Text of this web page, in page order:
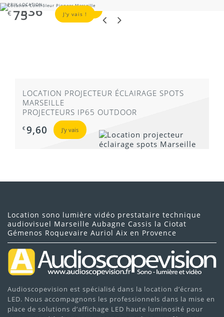
€336 J'y vais !
PRIX LOCATION
€ 75 J'y vais !
LOCATION PROJECTEUR ÉCLAIRAGE SPOTS
MARSEILLE
PROJECTEURS IP65 OUTDOOR
€ 9,60 J'y vais
Location sono lumière vidéo prestataire technique
audiovisuel Marseille Aubagne Cassis la Ciotat
Gémenos Roquevaire Auriol Aix en Provence
Audioscopevision est spécialisé dans la location d’écrans
LED. Nous accompagnons les professionnels dans la mise en
place de solutions d’affichage LED haute luminosité pour